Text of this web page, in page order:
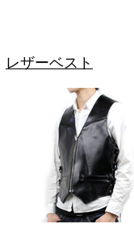
レザーベスト